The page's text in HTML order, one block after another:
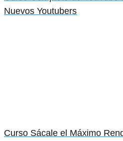
Nuevos Youtubers
Curso Sácale el Máximo